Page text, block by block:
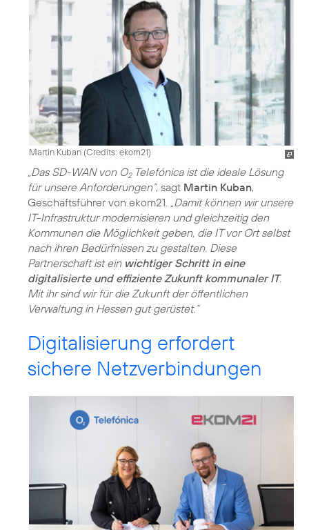
Martin Kuban (Credits: ekom21)
„Das SD-WAN von O2Telefónica ist die ideale Lösung
für unsere Anforderungen“, sagt Martin Kuban,
Geschäftsführer von ekom21. „Damit können wir unsere
IT-Infrastruktur modernisieren und gleichzeitig den
Kommunen die Möglichkeit geben, die IT vor Ort selbst
nach ihren Bedürfnissen zu gestalten. Diese
Partnerschaft ist ein wichtiger Schritt in eine
digitalisierte und effiziente Zukunft kommunaler IT.
Mit ihr sind wir für die Zukunft der öffentlichen
Verwaltung in Hessen gut gerüstet.“
Digitalisierung erfordert
sichere Netzverbindungen